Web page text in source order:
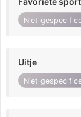
Niet
Uitje
Niet